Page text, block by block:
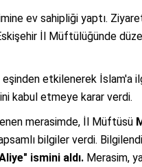
ev sahipliği yaptı.
İl Müftülüğünde
etkilenerek İslam'a
kabul etmeye karar verdi.
merasimde, İl Müftüsü
bilgiler verdi.
ismini aldı. Merasim,